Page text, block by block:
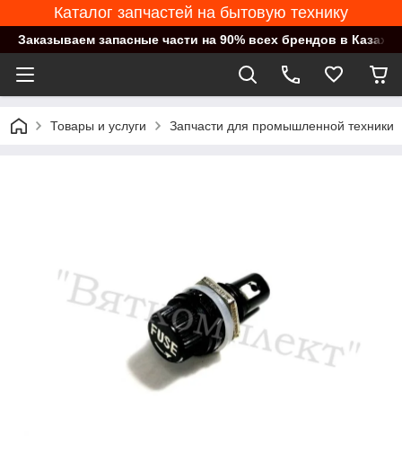
Каталог запчастей на бытовую технику
Заказываем запасные части на 90% всех брендов в
Товары и услуги Запчасти для промышленной техники